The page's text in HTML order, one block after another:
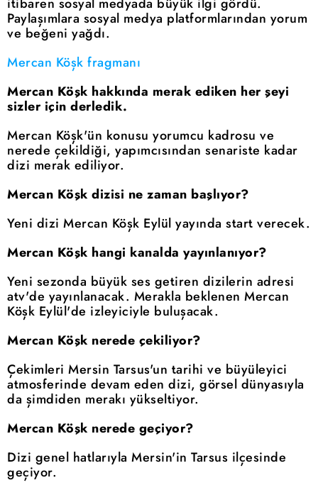
Paylaşımlara sosyal medya platformlarından yorum
ve beğeni yağdı.
Mercan Köşk fragmanı
Mercan Köşk hakkında merak ediken her şeyi
sizler için derledik.
Mercan Köşk'ün konusu yorumcu kadrosu ve
nerede çekildiği, yapımcısından senariste kadar
dizi merak ediliyor.
Mercan Köşk dizisi ne zaman başlıyor?
Yeni dizi Mercan Köşk Eylül yayında start verecek.
Mercan Köşk hangi kanalda yayınlanıyor?
Yeni sezonda büyük ses getiren dizilerin adresi
atv'de yayınlanacak. Merakla beklenen Mercan
Köşk Eylül'de izleyiciyle buluşacak.
Mercan Köşk nerede çekiliyor?
Çekimleri Mersin Tarsus'un tarihi ve büyüleyici
atmosferinde devam eden dizi, görsel dünyasıyla
da şimdiden merakı yükseltiyor.
Mercan Köşk nerede geçiyor?
Dizi genel hatlarıyla Mersin'in Tarsus ilçesinde
geçiyor.